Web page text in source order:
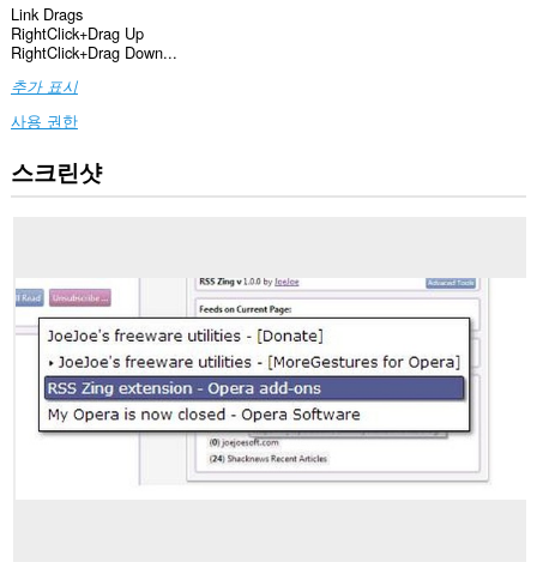
Link Drags
RightClick+Drag Up
RightClick+Drag Down...
추가 표시
사용 권한
이
확
모
든
웹
스크린샷